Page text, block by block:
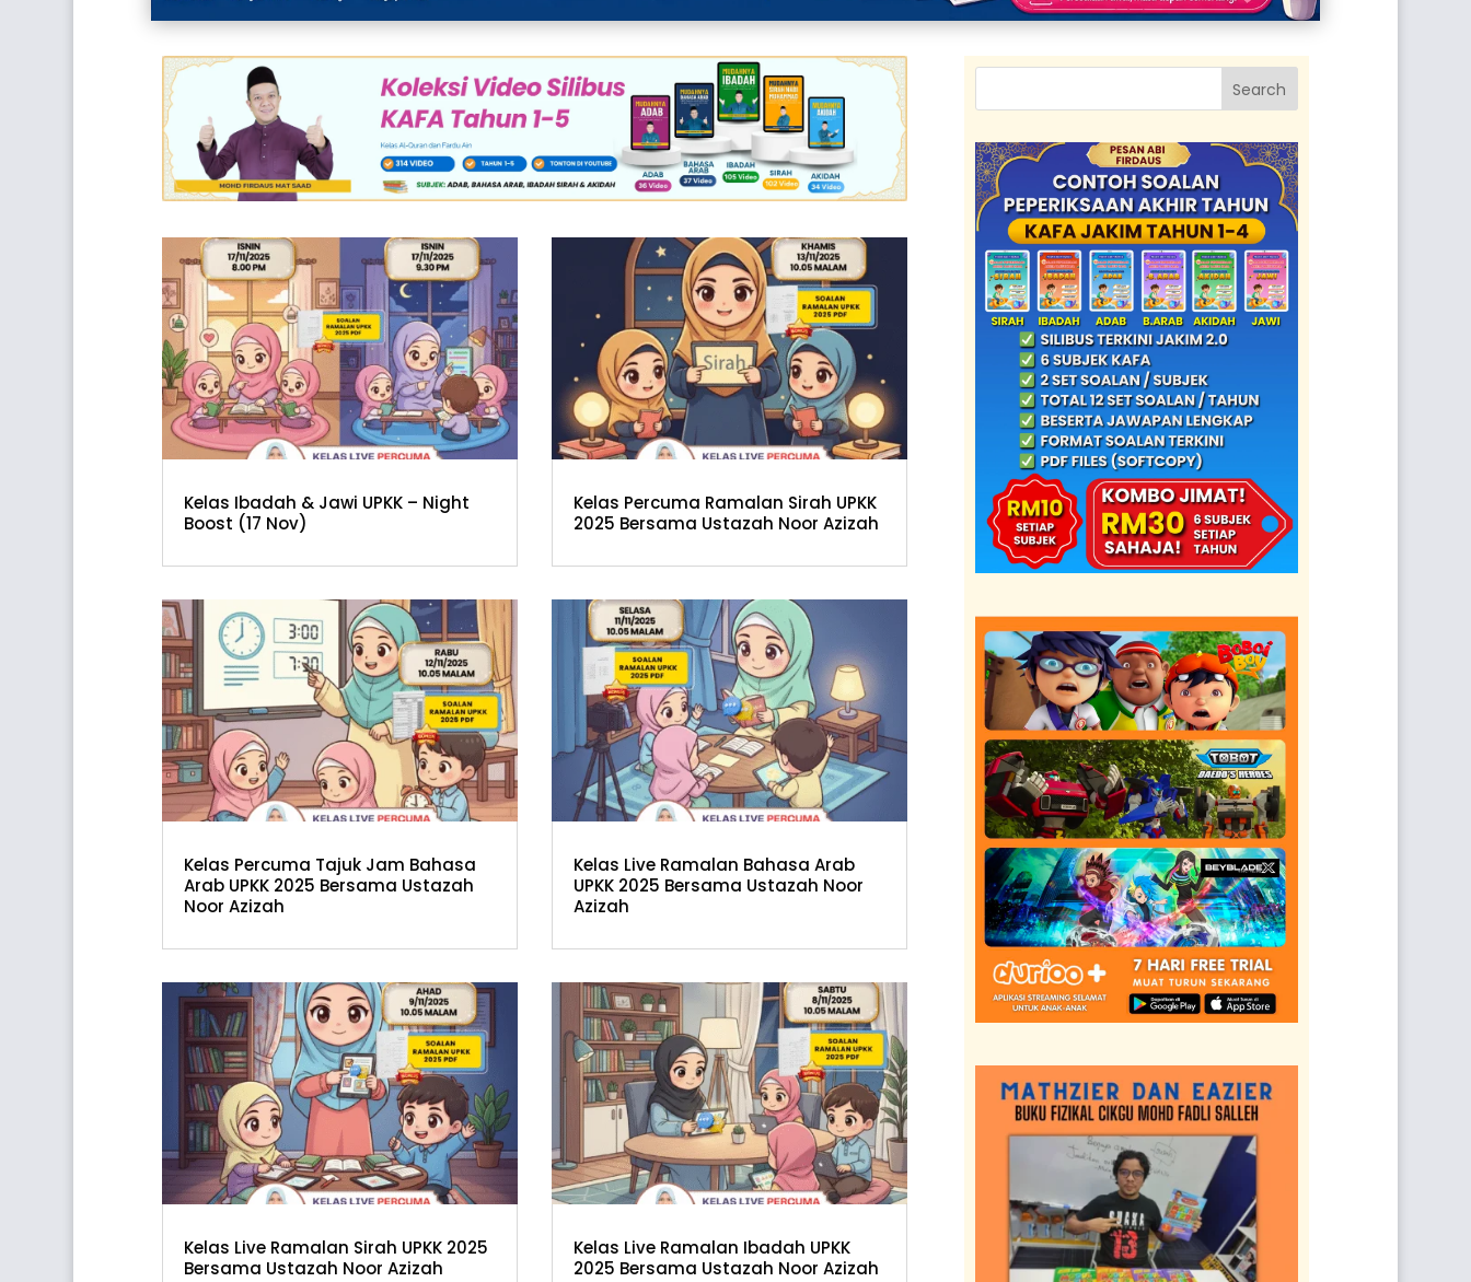
Kelas Ibadah & Jawi UPKK – Night
Boost (17 Nov)
Kelas Percuma Tajuk Jam Bahasa
Arab UPKK 2025 Bersama Ustazah
Noor Azizah
Kelas Live Ramalan Sirah UPKK 2025
Bersama Ustazah Noor Azizah
Kelas Percuma Ramalan Sirah UPKK
2025 Bersama Ustazah Noor Azizah
Kelas Live Ramalan Bahasa Arab
UPKK 2025 Bersama Ustazah Noor
Azizah
Kelas Live Ramalan Ibadah UPKK
2025 Bersama Ustazah Noor Azizah